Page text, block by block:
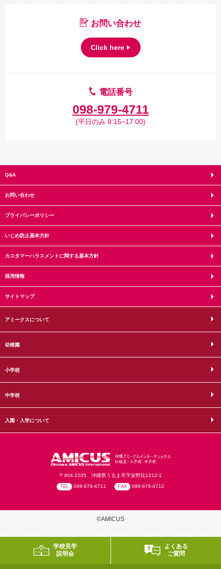
学校見学
説明会
よくある
ご質問
電話番号
098-979-4711
(平日のみ 8:15~17:00)
お問い合わせ
Click here
Q&A
お問い合わせ
プライバシーポリシー
いじめ防止基本方針
カスタマーハラスメントに関する基本方針
採用情報
サイトマップ
アミークスについて
幼稚園
小学校
中学校
入園・入学について
〒904-2205 沖縄県うるま市字栄野比1212-1
TEL 098-979-4711 FAX 098-979-4712
©AMICUS